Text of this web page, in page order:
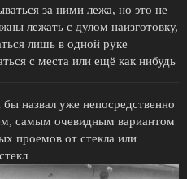
за ними лежа, но это не
лежать с дулом наизготовку,
лишь в одной руке
с места или ещё как нибудь
назвал уже непосредственно
самым очевидным вариантом
проемов от стекла или